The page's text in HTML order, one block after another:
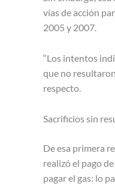
vías de acción
2005 y 2007.
“Los intentos
que no
respecto.
Sacrificios sin
De esa primera
realizó el pago
pagar el gas: lo